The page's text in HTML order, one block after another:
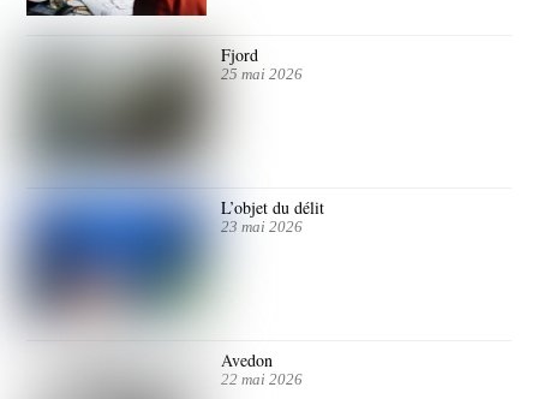
Fjord
25 mai 2026
L’objet du délit
23 mai 2026
Avedon
22 mai 2026